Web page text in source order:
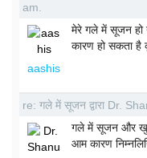
am.
aashis
मेरे गले में सूजन हो
कारण हो सकता है
re: गले में सूजन द्वारा Dr.
गले में सूजन और
आम कारण